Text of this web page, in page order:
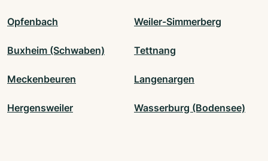
Opfenbach Weiler-Simmerberg
Buxheim (Schwaben) Tettnang
Meckenbeuren Langenargen
Hergensweiler Wasserburg (Bodensee)